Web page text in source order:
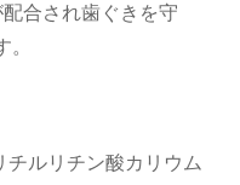
合され歯ぐきを守
ルリチン酸カリウム